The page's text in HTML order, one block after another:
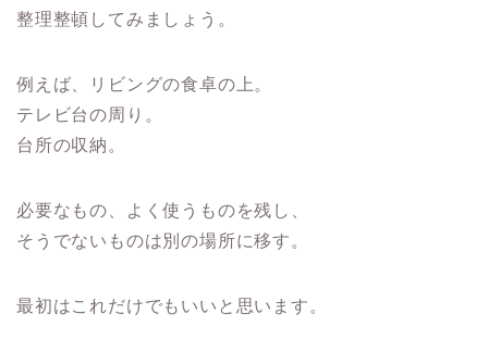
整理整頓してみましょう。
例えば、リビングの食卓の上。
テレビ台の周り。
台所の収納。
必要なもの、よく使うものを残し、
そうでないものは別の場所に移す。
最初はこれだけでもいいと思います。